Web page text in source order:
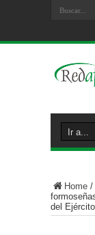
Home /
del Ejército